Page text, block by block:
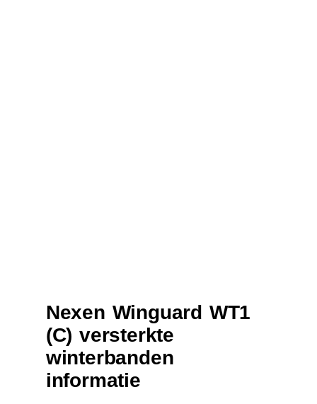
Nexen Winguard WT1
(C) versterkte
winterbanden
informatie